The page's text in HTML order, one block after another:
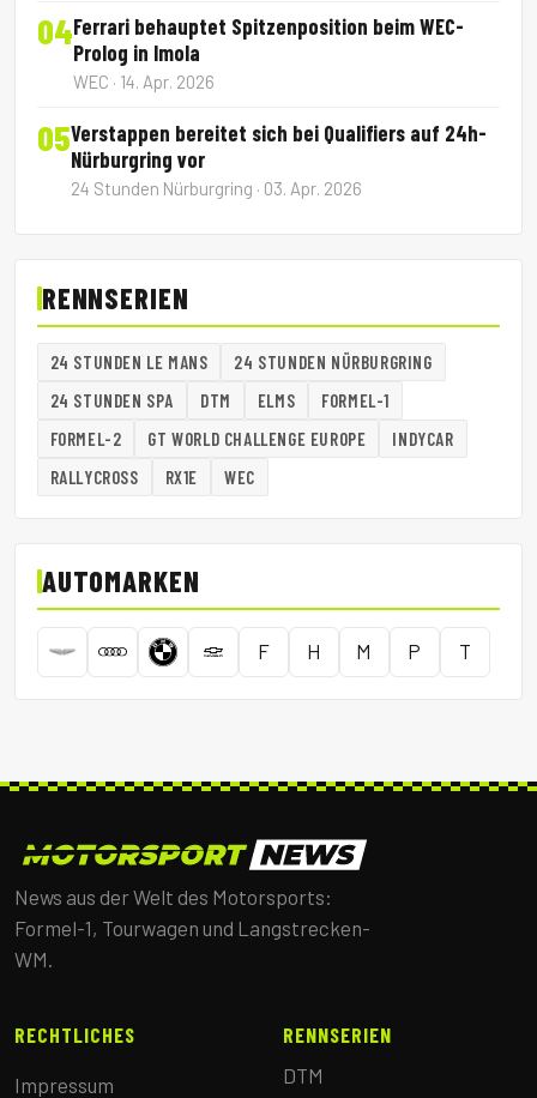
04Ferrari behauptet Spitzenposition beim WEC-
Prolog in Imola
WEC · 14. Apr. 2026
05Verstappen bereitet sich bei Qualifiers auf 24h-
Nürburgring vor
24 Stunden Nürburgring · 03. Apr. 2026
RENNSERIEN
24 STUNDEN LE MANS
24 STUNDEN NÜRBURGRING
24 STUNDEN SPA
DTM ELMS
FORMEL-1
FORMEL-2
GT WORLD CHALLENGE EUROPE
INDYCAR
RALLYCROSS
RX1E WEC
AUTOMARKEN
F H M P T
News aus der Welt des Motorsports:
Formel-1, Tourwagen und Langstrecken-
WM.
RECHTLICHES
Impressum
RENNSERIEN
DTM